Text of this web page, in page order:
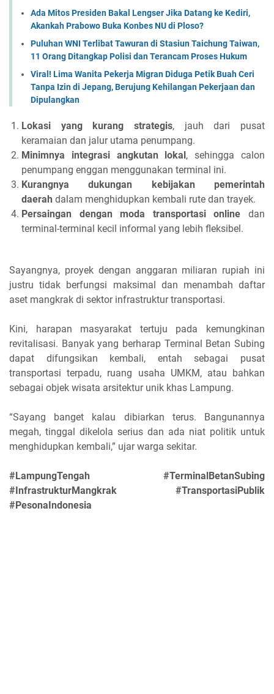
Ada Mitos Presiden Bakal Lengser Jika Datang ke Kediri,
Akankah Prabowo Buka Konbes NU di Ploso?
Puluhan WNI Terlibat Tawuran di Stasiun Taichung Taiwan,
11 Orang Ditangkap Polisi dan Terancam Proses Hukum
Viral! Lima Wanita Pekerja Migran Diduga Petik Buah Ceri
Tanpa Izin di Jepang, Berujung Kehilangan Pekerjaan dan
Dipulangkan
Lokasi yang kurang strategis, jauh dari pusat
keramaian dan jalur utama penumpang.
Minimnya integrasi angkutan lokal , sehingga calon
penumpang enggan menggunakan terminal ini.
Kurangnya dukungan kebijakan pemerintah
daerah dalam menghidupkan kembali rute dan trayek.
Persaingan dengan moda transportasi online dan
terminal-terminal kecil informal yang lebih fleksibel.
Sayangnya, proyek dengan anggaran miliaran rupiah ini
justru tidak berfungsi maksimal dan menambah daftar
aset mangkrak di sektor infrastruktur transportasi.
Kini, harapan masyarakat tertuju pada kemungkinan
revitalisasi. Banyak yang berharap Terminal Betan Subing
dapat difungsikan kembali, entah sebagai pusat
transportasi terpadu, ruang usaha UMKM, atau bahkan
sebagai objek wisata arsitektur unik khas Lampung.
“Sayang banget kalau dibiarkan terus. Bangunannya
megah, tinggal dikelola serius dan ada niat politik untuk
menghidupkan kembali,” ujar warga sekitar.
#LampungTengah #TerminalBetanSubing
#InfrastrukturMangkrak #TransportasiPublik
#PesonaIndonesia